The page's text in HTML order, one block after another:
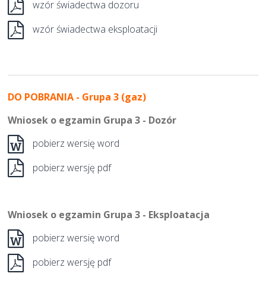
wzór świadectwa dozoru
wzór świadectwa eksploatacji
DO POBRANIA - Grupa 3 (gaz)
Wniosek o egzamin Grupa 3 - Dozór
pobierz wersię word
pobierz wersję pdf
Wniosek o egzamin Grupa 3 - Eksploatacja
pobierz wersię word
pobierz wersję pdf